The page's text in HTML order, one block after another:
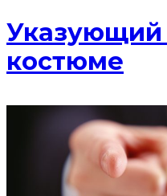
Указующий
костюме